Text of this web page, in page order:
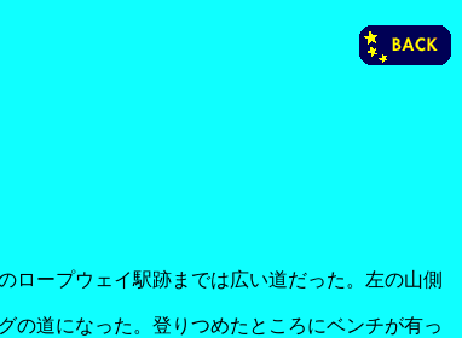
ロープウェイ駅跡までは広い道だった。左の山側
の道になった。登りつめたところにベンチが有っ